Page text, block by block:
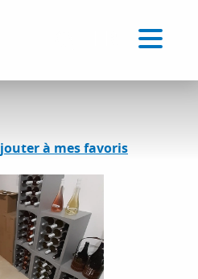
aux favoris
à mes favoris